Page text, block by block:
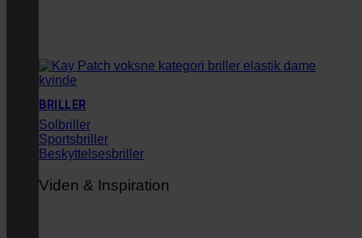
BRILLER
Solbriller
Sportsbriller
Beskyttelsesbriller
Viden & Inspiration